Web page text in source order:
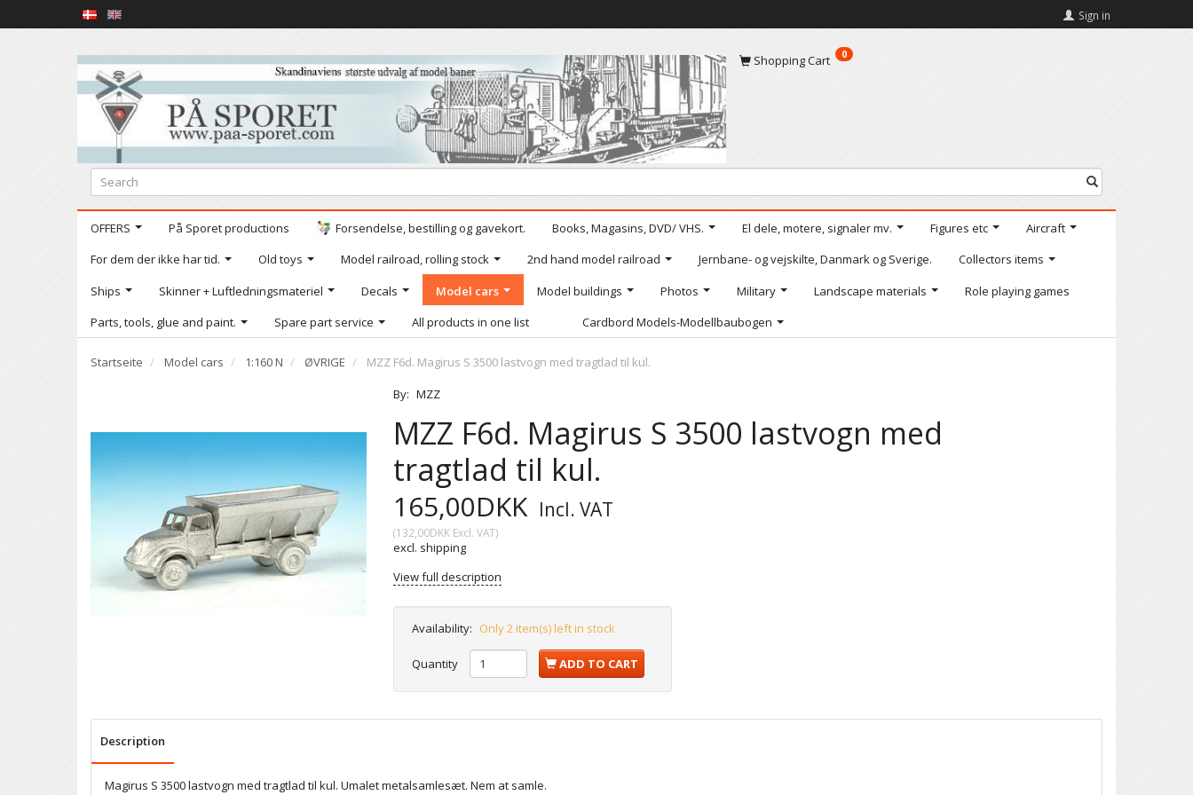
Sign in
Shopping Cart 0
OFFERS På Sporet productions Forsendelse, bestilling og gavekort. Books, Magasins, DVD/ VHS. El dele, motere, signaler mv. Figures etc
Aircraft
For dem der ikke har tid.
Old toys Model railroad, rolling stock 2nd hand model railroad Jernbane- og vejskilte, Danmark og Sverige.
Collectors items
Ships
Skinner + Luftledningsmateriel Decals Model cars Model buildings Photos Military Landscape materials
Role playing games
Parts, tools, glue and paint.
Spare part service All products in one list Cardbord Models-Modellbaubogen
Startseite Model cars 1:160 N ØVRIGE
MZZ F6d. Magirus S 3500 lastvogn med tragtlad til kul.
By: MZZ
MZZ F6d. Magirus S 3500 lastvogn med
tragtlad til kul.
165,00DKK Incl. VAT
(132,00DKK Excl. VAT)
excl. shipping
View full description
Availability: Only 2 item(s) left in stock
Quantity ADD TO CART
Description
Magirus S 3500 lastvogn med tragtlad til kul. Umalet metalsamlesæt. Nem at samle.